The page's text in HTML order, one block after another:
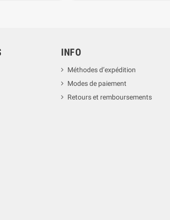
INFO
Méthodes d’expédition
Modes de paiement
Retours et remboursements